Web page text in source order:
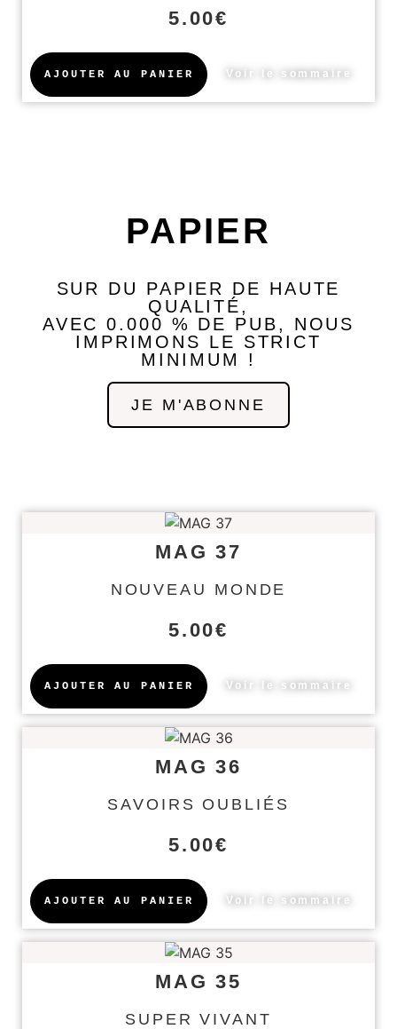
5.00€
AJOUTER AU PANIER Voir le sommaire
PAPIER
SUR DU PAPIER DE HAUTE
QUALITÉ,
AVEC 0.000 % DE PUB, NOUS
IMPRIMONS LE STRICT
MINIMUM !
JE M'ABONNE
MAG 37
NOUVEAU MONDE
5.00€
AJOUTER AU PANIER Voir le sommaire
MAG 36
SAVOIRS OUBLIÉS
5.00€
AJOUTER AU PANIER Voir le sommaire
MAG 35
SUPER VIVANT